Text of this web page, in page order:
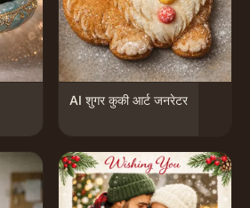
AI शुगर कुकी आर्ट जनरेटर